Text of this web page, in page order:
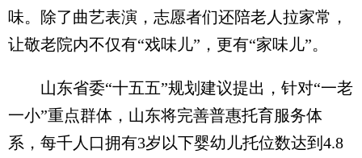
味。除了曲艺表演，志愿者们还陪老人拉家常，
让敬老院内不仅有“戏味儿”，更有“家味儿”。
山东省委“十五五”规划建议提出，针对“一老
一小”重点群体，山东将完善普惠托育服务体
系，每千人口拥有3岁以下婴幼儿托位数达到4.8